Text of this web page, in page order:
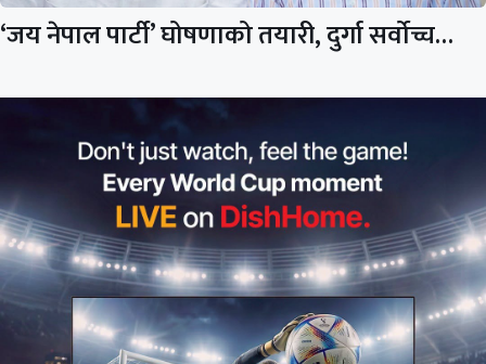
‘जय नेपाल पार्टी’ घोषणाको तयारी, दुर्गा सर्वोच्च…